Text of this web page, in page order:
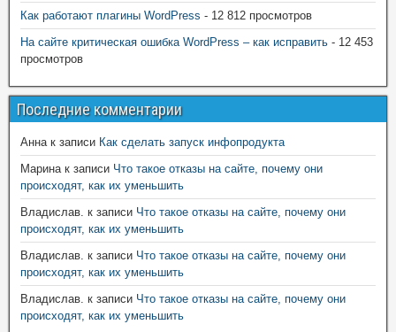
Как работают плагины WordPress - 12 812 просмотров
На сайте критическая ошибка WordPress – как исправить - 12 453
просмотров
Последние комментарии
Аннак записи Как сделать запуск инфопродукта
Маринак записи Что такое отказы на сайте, почему они
происходят, как их уменьшить
Владислав. к записи Что такое отказы на сайте, почему они
происходят, как их уменьшить
Владислав. к записи Что такое отказы на сайте, почему они
происходят, как их уменьшить
Владислав. к записи Что такое отказы на сайте, почему они
происходят, как их уменьшить